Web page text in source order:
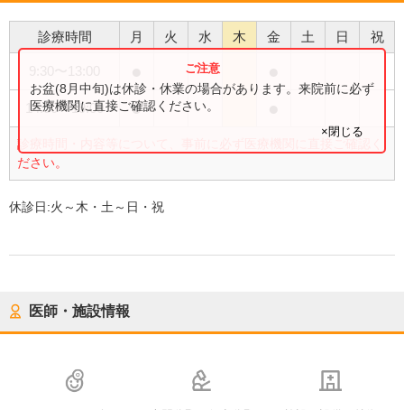
診療時間 月 火 水 木 金 土 日 祝
14:30〜19:00 ●
診療時間・内容等について、事前に必ず医療機関に直接ご確認く
ださい。
お盆(8月中旬)は休診・休業の場合があります。来院前に必ず
医療機関に直接ご確認ください。
×閉じる
休診日:火～木・土～日・祝
医師・施設情報